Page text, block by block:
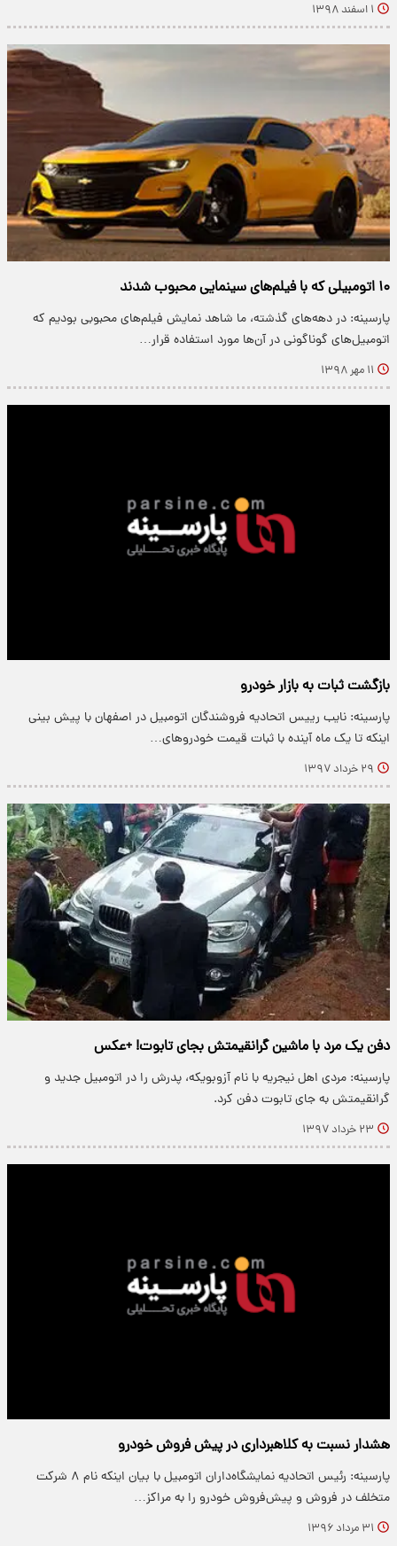
۱ اسفند ۱۳۹۸
۱۰ اتومبیلی که با فیلم‌های سینمایی محبوب شدند
پارسینه: در دهه‌های گذشته، ما شاهد نمایش فیلم‌های محبوبی بودیم که
اتومبیل‌های گوناگونی در آن‌ها مورد استفاده قرار…
۱۱ مهر ۱۳۹۸
بازگشت ثبات به بازار خودرو
پارسینه: نایب رییس اتحادیه فروشندگان اتومبیل در اصفهان با پیش بینی
اینکه تا یک ماه آینده با ثبات قیمت خودروهای…
۲۹ خرداد ۱۳۹۷
دفن یک مرد با ماشین گرانقیمتش بجای تابوت! +عکس
پارسینه: مردی اهل نیجریه با نام آزوبویکه، پدرش را در اتومبیل جدید و
گرانقیمتش به جای تابوت دفن کرد.
۲۳ خرداد ۱۳۹۷
هشدار نسبت به کلاهبرداری در پیش فروش خودرو
پارسینه: رئیس اتحادیه نمایشگاه‌داران اتومبیل با بیان اینکه نام ۸ شرکت
متخلف در فروش و پیش‌فروش خودرو را به مراکز…
۳۱ مرداد ۱۳۹۶